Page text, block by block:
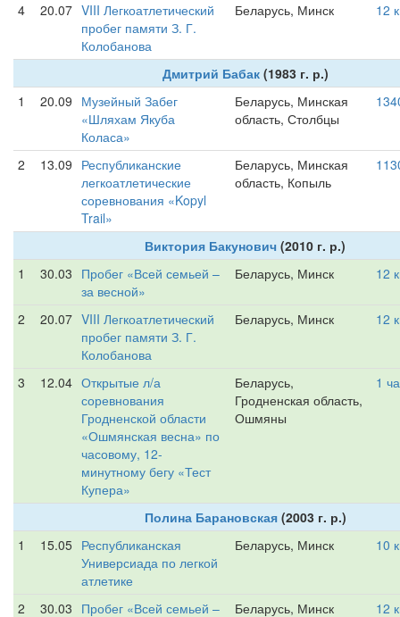
4 20.07 VIII Легкоатлетический
пробег памяти З. Г.
Колобанова
Беларусь, Минск 12
Дмитрий Бабак(1983 г. р.)
1
20.09 Музейный Забег
«Шляхам Якуба
Коласа»
Беларусь, Минская
область, Столбцы
2 13.09 Республиканские
легкоатлетические
соревнования «Kopyl
Trail»
Беларусь, Минская
область, Копыль
Виктория Бакунович (2010 г. р.)
1
30.03 Пробег «Всей семьей –
за весной»
Беларусь, Минск 12
2 20.07 VIII Легкоатлетический
пробег памяти З. Г.
Колобанова
Беларусь, Минск 12
3 12.04 Открытые л/а
соревнования
Гродненской области
«Ошмянская весна» по
часовому, 12-
минутному бегу «Тест
Купера»
Беларусь,
Гродненская область,
Ошмяны
1
Полина Барановская(2003 г. р.)
1
15.05 Республиканская
Универсиада по легкой
атлетике
Беларусь, Минск 10
2 30.03 Пробег «Всей семьей – Беларусь, Минск 12